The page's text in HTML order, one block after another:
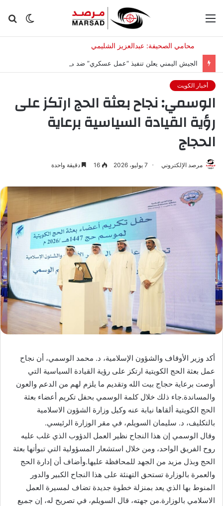
الوضع
الجيش اليمني يعلن تنفيذ “عمل عسكري” ضد مواقع للحوثيين
أخبار الكويت
الوسمي: نجاح بعثة الحج ارتكز على
رؤية القيادة السياسية برعاية
الحجاج
مرصد الإلكتروني 7 يوليو، 2026 16 دقيقة واحدة
أكد وزير الأوقاف والشؤون الإسلامية، د. محمد الوسمي، أن نجاح
عمل بعثة الحج الكويتية ارتكز على رؤية القيادة السياسية التي
أوصت برعاية حجاج بيت الله وتقديم ما يلزم لهم من الدعم والعون
والمساندة.جاء ذلك خلال كلمة الوسمي بحفل تكريم أعضاء بعثة
الحج الكويتية ألقاها نيابة عنه وكيل وزارة الشؤون الاسلامية
بالتكليف، د. سليمان السويلم، في مقر الوزارة الرئيسي.
وقال الوسمي إن هذا النجاح نظير العمل الدؤوب الذي غلب عليه
روح الفريق الواحد، ومن خلال استشعار المسؤولية التي تبوأتها بعثة
الحج وبذل مزيد من الجهد للمحافظة عليها.وأضاف أن إدارة الحج
والعمرة بالوزارة تستحق التهنئة على هذا النجاح الكبير والدور
المنوط بها الذي يعد بمنزلة خطوة جديدة تضاف لمسيرة العمل
الاسلامي بالوزارة.من جهته، قال السويلم، في تصريح له، إن جميع